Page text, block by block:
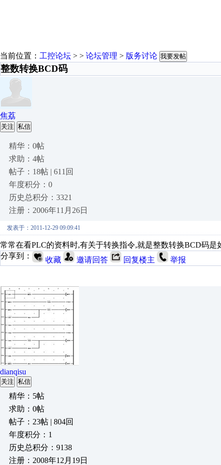
当前位置： 工控论坛 > > 论坛管理 > 版务讨论 我要发帖
整数转换BCD码
焦荔
关注 私信
精华：0帖
求助：4帖
帖子：18帖 | 611回
年度积分：0
历史总积分：3321
注册：2006年11月26日
发表于：2011-12-29 09:09:41
常常在看PLC的资料时,有关于转换指令,就是整数转换BCD码
分享到：
收藏 邀请回答 回复楼主 举报
dianqisu
关注 私信
精华：5帖
求助：0帖
帖子：23帖 | 804回
年度积分：1
历史总积分：9138
注册：2008年12月19日